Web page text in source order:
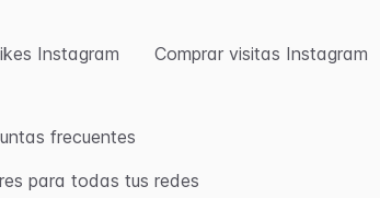
Instagram
Comprar visitas Instagram
frecuentes
para todas tus redes